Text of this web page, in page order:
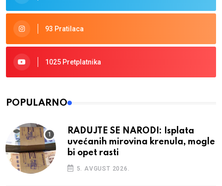
93 Pratilaca
1025 Pretplatnika
POPULARNO
RADUJTE SE NARODI: Isplata
uvećanih mirovina krenula, mogle
bi opet rasti
5. AVGUST 2026.